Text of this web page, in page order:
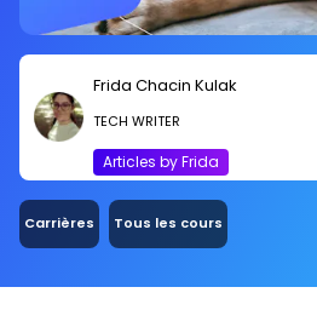
Frida Chacin Kulak
TECH WRITER
Articles by Frida
Carrières Tous les cours